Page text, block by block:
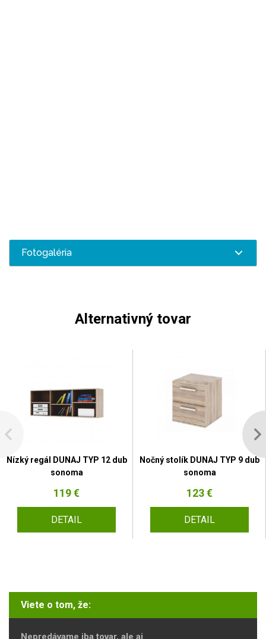
Fotogaléria
Alternativný tovar
Nízký regál DUNAJ TYP 12 dub
sonoma
119 €
DETAIL
Nočný stolík DUNAJ TYP 9 dub
sonoma
123 €
DETAIL
Viete o tom, že:
Nepredávame iba tovar, ale aj